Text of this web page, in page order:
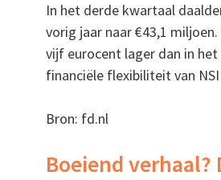
In het derde kwartaal
vorig jaar naar €43,1
vijf eurocent lager dan in
financiële flexibiliteit van
Bron: fd.nl
Boeiend